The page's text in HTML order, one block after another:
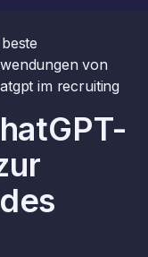
von
im recruiting